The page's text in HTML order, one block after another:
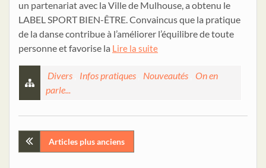
un partenariat avec la Ville de Mulhouse, a obtenu le
LABEL SPORT BIEN-ÊTRE. Convaincus que la pratique
de la danse contribue à l’améliorer l’équilibre de toute
personne et favorise la Lire la suite
Divers Infos pratiques Nouveautés
On en
parle...
Navigation
Articles plus anciens